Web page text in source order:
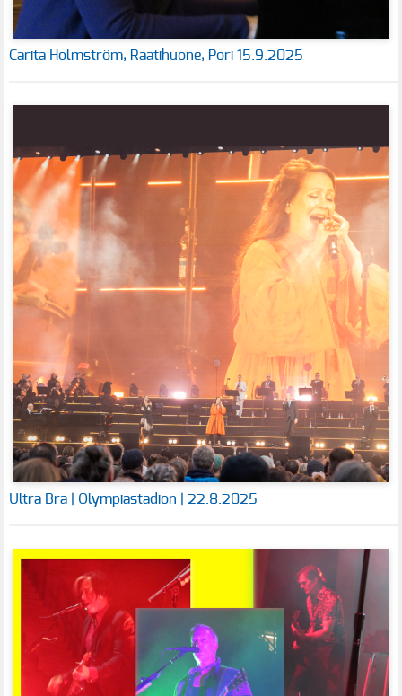
Carita Holmström, Raatihuone, Pori 15.9.2025
Ultra Bra | Olympiastadion | 22.8.2025